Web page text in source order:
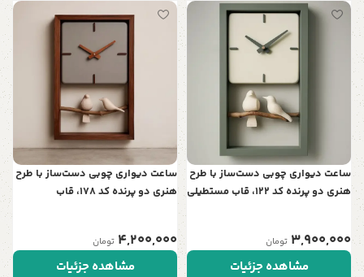
ساعت دیواری چوبی دست‌ساز با طرح
هنری دو پرنده کد 122، قاب مستطیلی
3,900,000 تومان
مشاهده جزئیات
ساعت دیواری چوبی دست‌ساز با طرح
هنری دو پرنده کد 178، قاب
4,200,000 تومان
مشاهده جزئیات